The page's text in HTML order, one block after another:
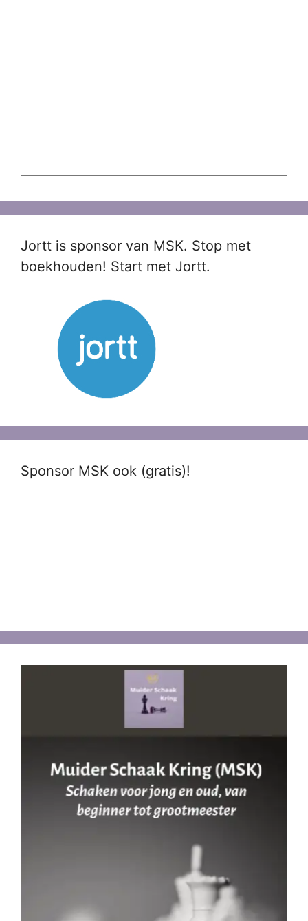
Jortt is sponsor van MSK. Stop met
boekhouden! Start met Jortt.
Sponsor MSK ook (gratis)!